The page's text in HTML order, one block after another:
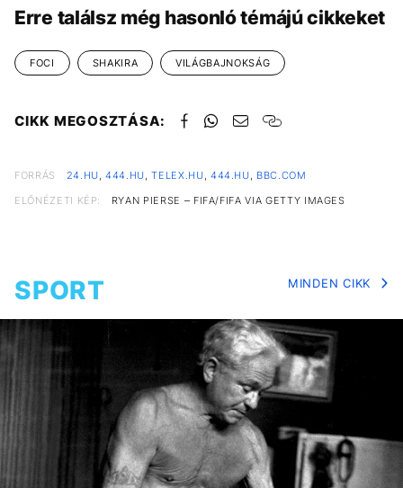
Erre találsz még hasonló témájú cikkeket
FOCI SHAKIRA VILÁGBAJNOKSÁG
CIKK MEGOSZTÁSA:
FORRÁS 24.HU ,444.HU ,TELEX.HU 444.HU
BBC.COM
ELŐNÉZETI KÉP:
RYAN PIERSE – FIFA/FIFA VIA GETTY IMAGES
SPORT MINDEN CIKK